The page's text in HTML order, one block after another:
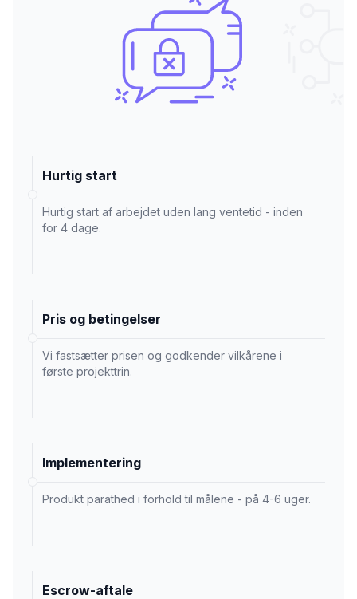
Hurtig start
Hurtig start af arbejdet uden lang ventetid - inden
for 4 dage.
Pris og betingelser
Vi fastsætter prisen og godkender vilkårene i
første projekttrin.
Implementering
Produkt parathed i forhold til målene - på 4-6 uger.
Escrow-aftale